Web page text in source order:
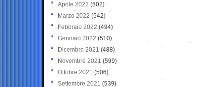
Aprile 2022 (502)
Marzo 2022 (542)
Febbraio 2022 (494)
Gennaio 2022 (510)
Dicembre 2021 (488)
Novembre 2021 (599)
Ottobre 2021 (506)
Settembre 2021 (539)